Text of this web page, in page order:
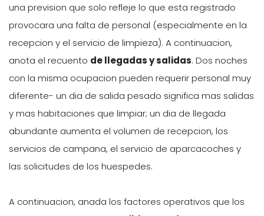
una prevision que solo refleje lo que esta registrado
provocara una falta de personal (especialmente en la
recepcion y el servicio de limpieza). A continuacion,
anota el recuento de llegadas y salidas. Dos noches
con la misma ocupacion pueden requerir personal muy
diferente- un dia de salida pesado significa mas salidas
y mas habitaciones que limpiar; un dia de llegada
abundante aumenta el volumen de recepcion, los
servicios de campana, el servicio de aparcacoches y
las solicitudes de los huespedes.
A continuacion, anada los factores operativos que los